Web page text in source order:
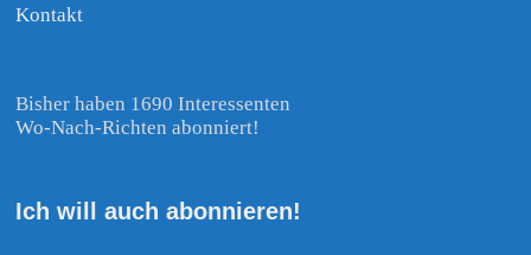
Kontakt
Bisher haben 1690 Interessenten
Wo-Nach-Richten abonniert!
Ich will auch abonnieren!